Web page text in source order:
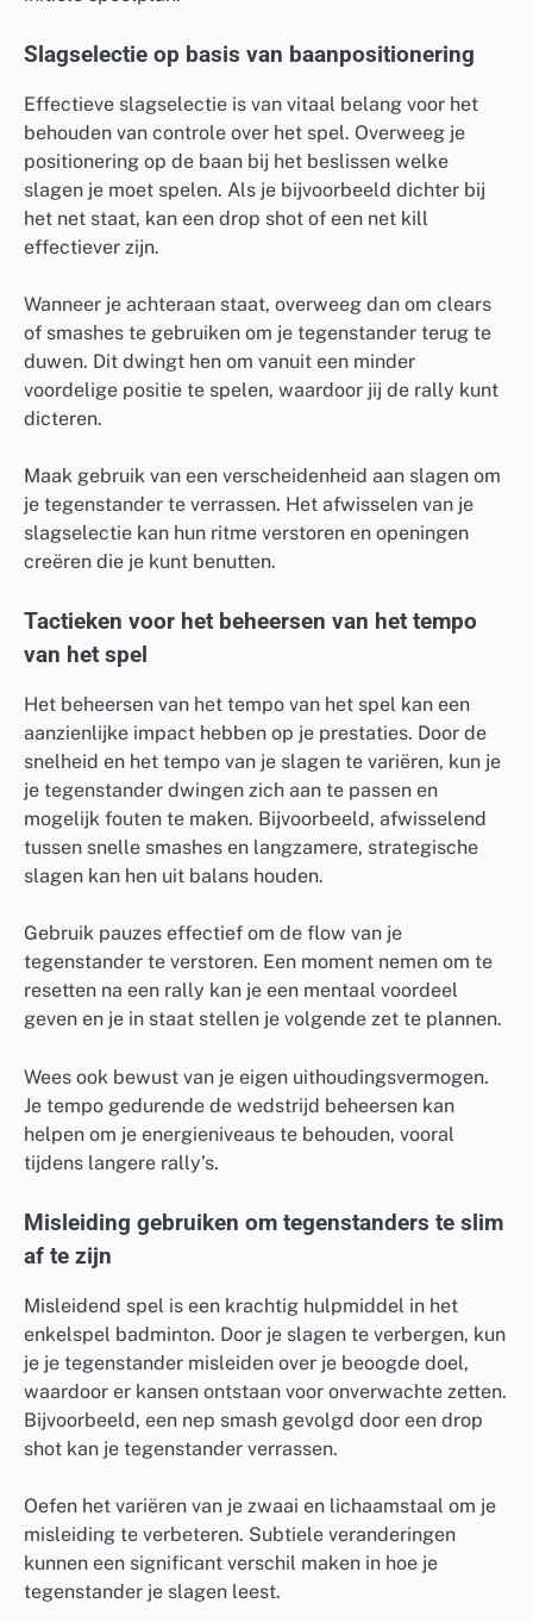
Slagselectie op basis van baanpositionering
Effectieve slagselectie is van vitaal belang voor het
behouden van controle over het spel. Overweeg je
positionering op de baan bij het beslissen welke
slagen je moet spelen. Als je bijvoorbeeld dichter bij
het net staat, kan een drop shot of een net kill
effectiever zijn.
Wanneer je achteraan staat, overweeg dan om clears
of smashes te gebruiken om je tegenstander terug te
duwen. Dit dwingt hen om vanuit een minder
voordelige positie te spelen, waardoor jij de rally kunt
dicteren.
Maak gebruik van een verscheidenheid aan slagen om
je tegenstander te verrassen. Het afwisselen van je
slagselectie kan hun ritme verstoren en openingen
creëren die je kunt benutten.
Tactieken voor het beheersen van het tempo
van het spel
Het beheersen van het tempo van het spel kan een
aanzienlijke impact hebben op je prestaties. Door de
snelheid en het tempo van je slagen te variëren, kun je
je tegenstander dwingen zich aan te passen en
mogelijk fouten te maken. Bijvoorbeeld, afwisselend
tussen snelle smashes en langzamere, strategische
slagen kan hen uit balans houden.
Gebruik pauzes effectief om de flow van je
tegenstander te verstoren. Een moment nemen om te
resetten na een rally kan je een mentaal voordeel
geven en je in staat stellen je volgende zet te plannen.
Wees ook bewust van je eigen uithoudingsvermogen.
Je tempo gedurende de wedstrijd beheersen kan
helpen om je energieniveaus te behouden, vooral
tijdens langere rally’s.
Misleiding gebruiken om tegenstanders te slim
af te zijn
Misleidend spel is een krachtig hulpmiddel in het
enkelspel badminton. Door je slagen te verbergen, kun
je je tegenstander misleiden over je beoogde doel,
waardoor er kansen ontstaan voor onverwachte zetten.
Bijvoorbeeld, een nep smash gevolgd door een drop
shot kan je tegenstander verrassen.
Oefen het variëren van je zwaai en lichaamstaal om je
misleiding te verbeteren. Subtiele veranderingen
kunnen een significant verschil maken in hoe je
tegenstander je slagen leest.